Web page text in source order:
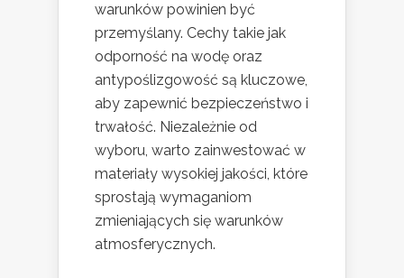
warunków powinien być
przemyślany. Cechy takie jak
odporność na wodę oraz
antypoślizgowość są kluczowe,
aby zapewnić bezpieczeństwo i
trwałość. Niezależnie od
wyboru, warto zainwestować w
materiały wysokiej jakości, które
sprostają wymaganiom
zmieniających się warunków
atmosferycznych.